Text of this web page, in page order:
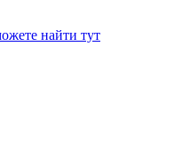
найти тут